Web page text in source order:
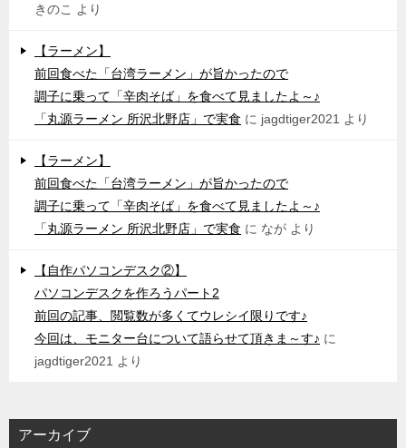
きのこ
より
【ラーメン】
前回食べた「台湾ラーメン」が旨かったので
調子に乗って「辛肉そば」を食べて見ましたよ～♪
「丸源ラーメン 所沢北野店」で実食 に jagdtiger2021 より
【ラーメン】
前回食べた「台湾ラーメン」が旨かったので
調子に乗って「辛肉そば」を食べて見ましたよ～♪
「丸源ラーメン 所沢北野店」で実食 に なが より
【自作パソコンデスク②】
パソコンデスクを作ろうパート2
前回の記事、閲覧数が多くてウレシイ限りです♪
今回は、モニター台について語らせて頂きま～す♪ に
jagdtiger2021 より
アーカイブ